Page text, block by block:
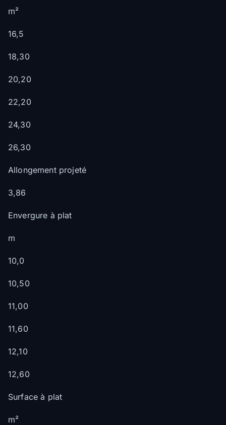
m²
16,5
18,30
20,20
22,20
24,30
26,30
Allongement projeté
3,86
Envergure à plat
m
10,0
10,50
11,00
11,60
12,10
12,60
Surface à plat
m²